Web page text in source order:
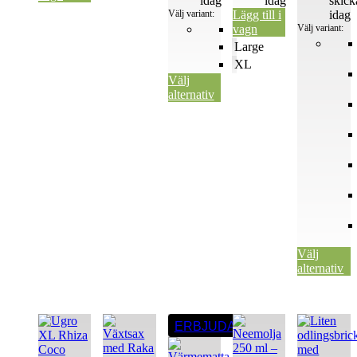
Liten
Large
XL
Välj variant:
Välj
alternativ
Lägg till i
vagn
idag
Välj variant:
Välj
alternativ
ERBJUDANDE
Den
här
produkten
Den
här
produkten